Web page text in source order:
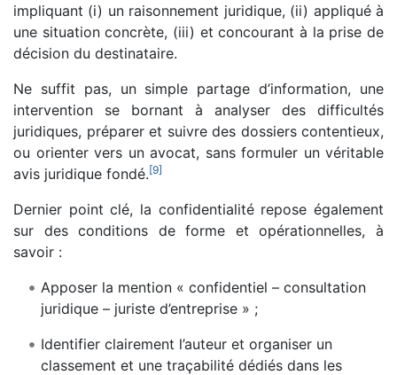
impliquant (i) un raisonnement juridique, (ii) appliqué à
une situation concrète, (iii) et concourant à la prise de
décision du destinataire.
Ne suffit pas, un simple partage d’information, une
intervention se bornant à analyser des difficultés
juridiques, préparer et suivre des dossiers contentieux,
ou orienter vers un avocat, sans formuler un véritable
avis juridique fondé.[9]
Dernier point clé, la confidentialité repose également
sur des conditions de forme et opérationnelles, à
savoir :
Apposer la mention « confidentiel – consultation
juridique – juriste d’entreprise » ;
Identifier clairement l’auteur et organiser un
classement et une traçabilité dédiés dans les